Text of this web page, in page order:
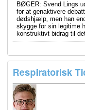
BØGER: Svend Lings
for at genaktivere
dødshjælp, men han
skygge for sin legitime
konstruktivt bidrag til
Respiratorisk